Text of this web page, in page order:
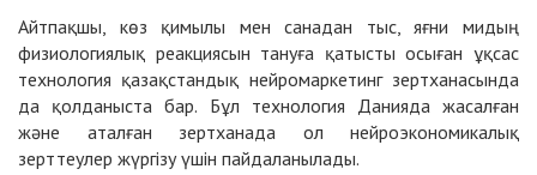
Айтпақшы, көз қимылы мен санадан тыс, яғни мидың
физиологиялық реакциясын тануға қатысты осыған ұқсас
технология қазақстандық нейромаркетинг зертханасында
да қолданыста бар. Бұл технология Данияда жасалған
және аталған зертханада ол нейроэкономикалық
зерттеулер жүргізу үшін пайдаланылады.